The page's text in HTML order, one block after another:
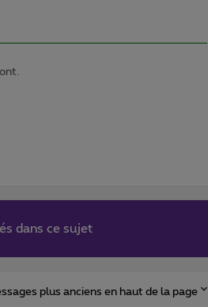
dans ce sujet
plus anciens en haut de la page